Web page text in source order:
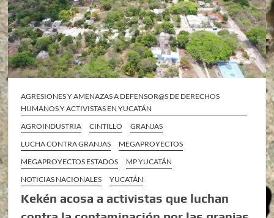
AGRESIONES Y AMENAZAS A DEFENSOR@S DE DERECHOS
HUMANOS Y ACTIVISTAS EN YUCATÁN
AGROINDUSTRIA
CINTILLO
GRANJAS
LUCHA CONTRA GRANJAS
MEGAPROYECTOS
MEGAPROYECTOS ESTADOS
MP YUCATÁN
NOTICIAS NACIONALES
YUCATÁN
Kekén acosa a activistas que luchan